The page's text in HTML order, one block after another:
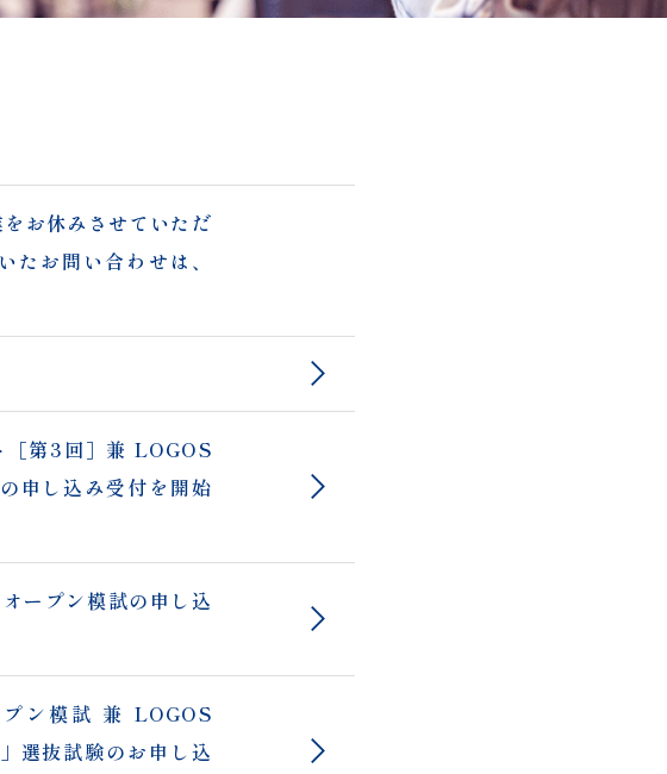
お休みさせていただ
お問い合わせは、
第3回］兼 LOGOS
申し込み受付を開始
ープン模試の申し込
ン模試 兼 LOGOS
選抜試験のお申し込